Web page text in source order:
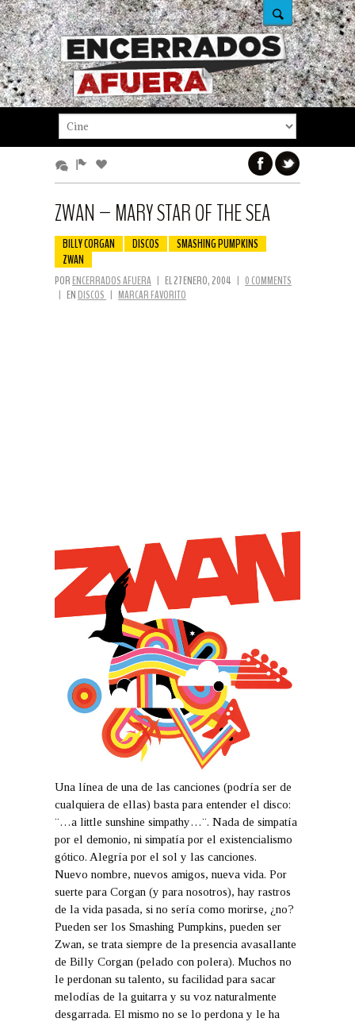
ZWAN – MARY STAR OF THE SEA
BILLY CORGAN DISCOS
SMASHING PUMPKINS
ZWAN
POR ENCERRADOS AFUERA | EL 27 ENERO, 2004 | 0 COMMENTS
| EN DISCOS | MARCAR FAVORITO
Una línea de una de las canciones (podría ser de
cualquiera de ellas) basta para entender el disco:
¨…a little sunshine simpathy…¨. Nada de simpatía
por el demonio, ni simpatía por el existencialismo
gótico. Alegría por el sol y las canciones.
Nuevo nombre, nuevos amigos, nueva vida. Por
suerte para Corgan (y para nosotros), hay rastros
de la vida pasada, si no sería como morirse, ¿no?
Pueden ser los Smashing Pumpkins, pueden ser
Zwan, se trata siempre de la presencia avasallante
de Billy Corgan (pelado con polera). Muchos no
le perdonan su talento, su facilidad para sacar
melodías de la guitarra y su voz naturalmente
desgarrada. El mismo no se lo perdona y le ha